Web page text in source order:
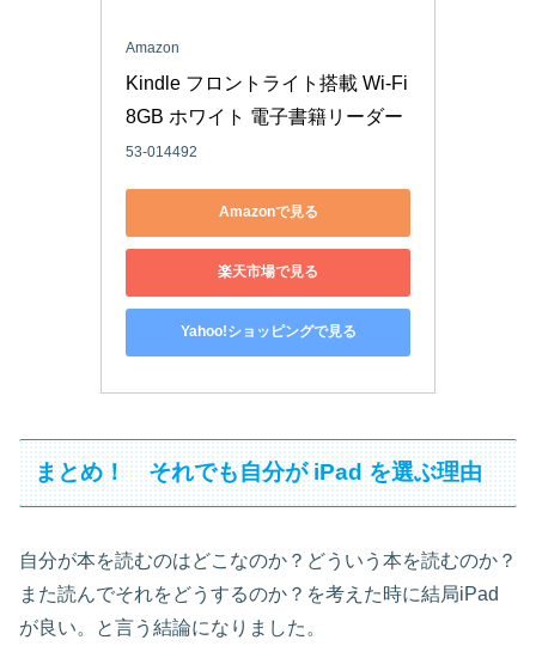
Amazon
Kindle フロントライト搭載 Wi-Fi
8GB ホワイト 電子書籍リーダー
53-014492
Amazonで見る
楽天市場で見る
Yahoo!ショッピングで見る
まとめ！ それでも自分が iPad を選ぶ理由
自分が本を読むのはどこなのか？どういう本を読むのか？
また読んでそれをどうするのか？を考えた時に結局iPad
が良い。と言う結論になりました。